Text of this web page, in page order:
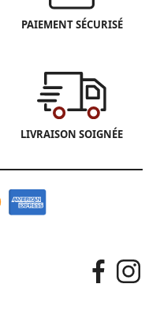
PAIEMENT SÉCURISÉ
LIVRAISON SOIGNÉE